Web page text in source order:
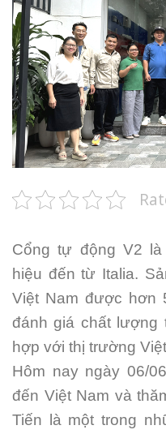
Cổng tự động V2
hiệu đến từ Italia.
Việt Nam được hơn
đánh giá chất lượng
hợp với thị trường
Hôm nay ngày 06/
đến Việt Nam và
Tiến là một trong